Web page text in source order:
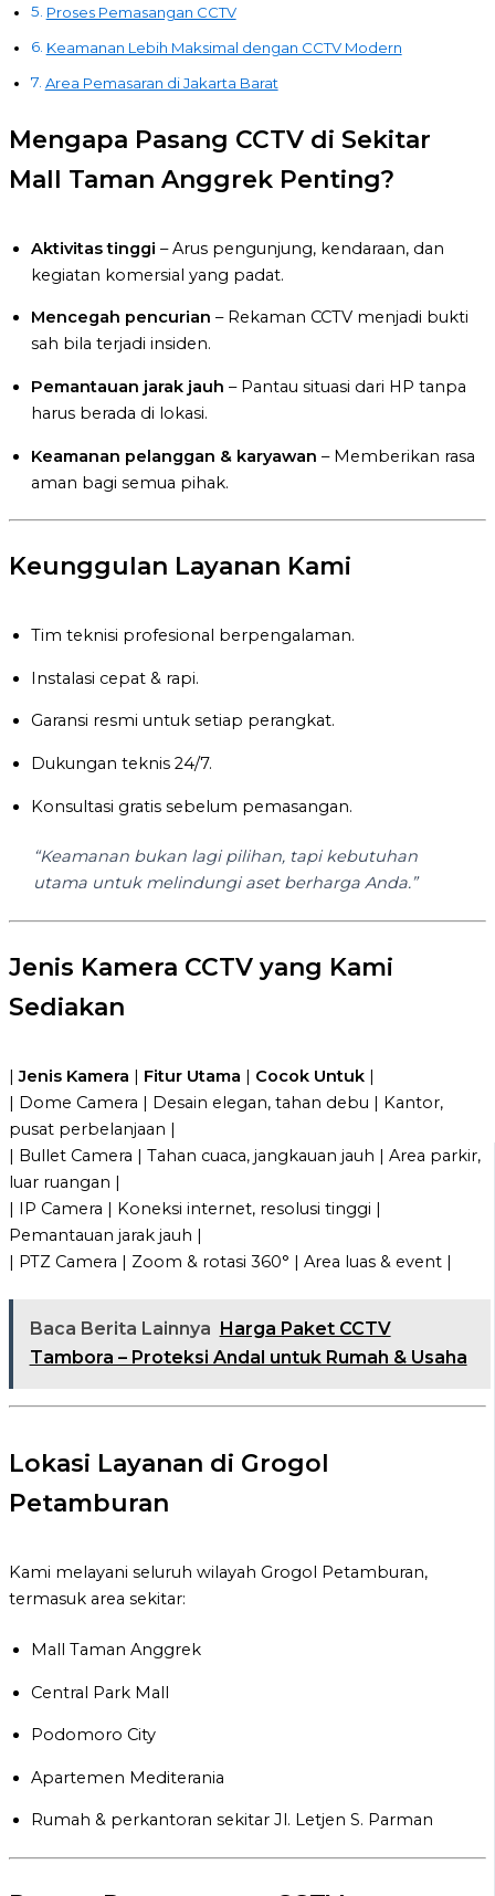
Proses Pemasangan CCTV
Keamanan Lebih Maksimal dengan CCTV Modern
Area Pemasaran di Jakarta Barat
Mengapa Pasang CCTV di Sekitar
Mall Taman Anggrek Penting?
Aktivitas tinggi – Arus pengunjung, kendaraan, dan
kegiatan komersial yang padat.
Mencegah pencurian – Rekaman CCTV menjadi bukti
sah bila terjadi insiden.
Pemantauan jarak jauh – Pantau situasi dari HP tanpa
harus berada di lokasi.
Keamanan pelanggan & karyawan – Memberikan rasa
aman bagi semua pihak.
Keunggulan Layanan Kami
Tim teknisi profesional berpengalaman.
Instalasi cepat & rapi.
Garansi resmi untuk setiap perangkat.
Dukungan teknis 24/7.
Konsultasi gratis sebelum pemasangan.
“Keamanan bukan lagi pilihan, tapi kebutuhan
utama untuk melindungi aset berharga Anda.”
Jenis Kamera CCTV yang Kami
Sediakan
|Jenis Kamera | Fitur Utama | Cocok Untuk |
| Dome Camera | Desain elegan, tahan debu | Kantor,
pusat perbelanjaan |
| Bullet Camera | Tahan cuaca, jangkauan jauh | Area parkir,
luar ruangan |
| IP Camera | Koneksi internet, resolusi tinggi |
Pemantauan jarak jauh |
| PTZ Camera | Zoom & rotasi 360° | Area luas & event |
Baca Berita Lainnya
Harga Paket CCTV
Tambora – Proteksi Andal untuk Rumah & Usaha
Lokasi Layanan di Grogol
Petamburan
Kami melayani seluruh wilayah Grogol Petamburan,
termasuk area sekitar:
Mall Taman Anggrek
Central Park Mall
Podomoro City
Apartemen Mediterania
Rumah & perkantoran sekitar Jl. Letjen S. Parman